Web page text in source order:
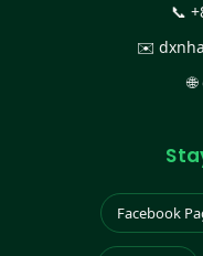
📞
✉️
🌐
Facebook